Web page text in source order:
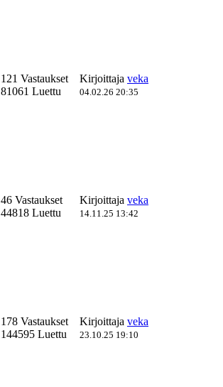
121 Vastaukset
81061 Luettu
Kirjoittaja veka
04.02.26 20:35
46 Vastaukset
44818 Luettu
Kirjoittaja veka
14.11.25 13:42
178 Vastaukset
144595 Luettu
Kirjoittaja veka
23.10.25 19:10